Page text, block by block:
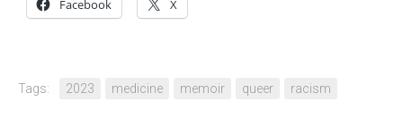
Facebook X
Tags: 2023 medicine memoir queer racism